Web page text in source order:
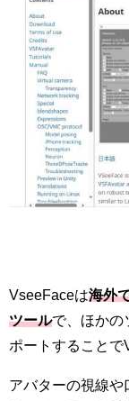
VseeFaceは海外
ツールで、ほかの
ポートすることで
アバターの視線や